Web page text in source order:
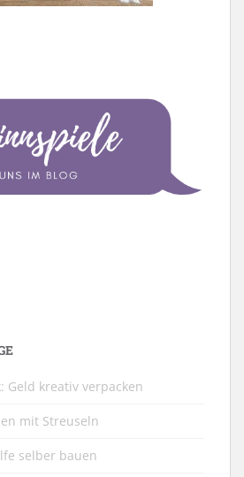
Geld kreativ verpacken
mit Streuseln
selber bauen